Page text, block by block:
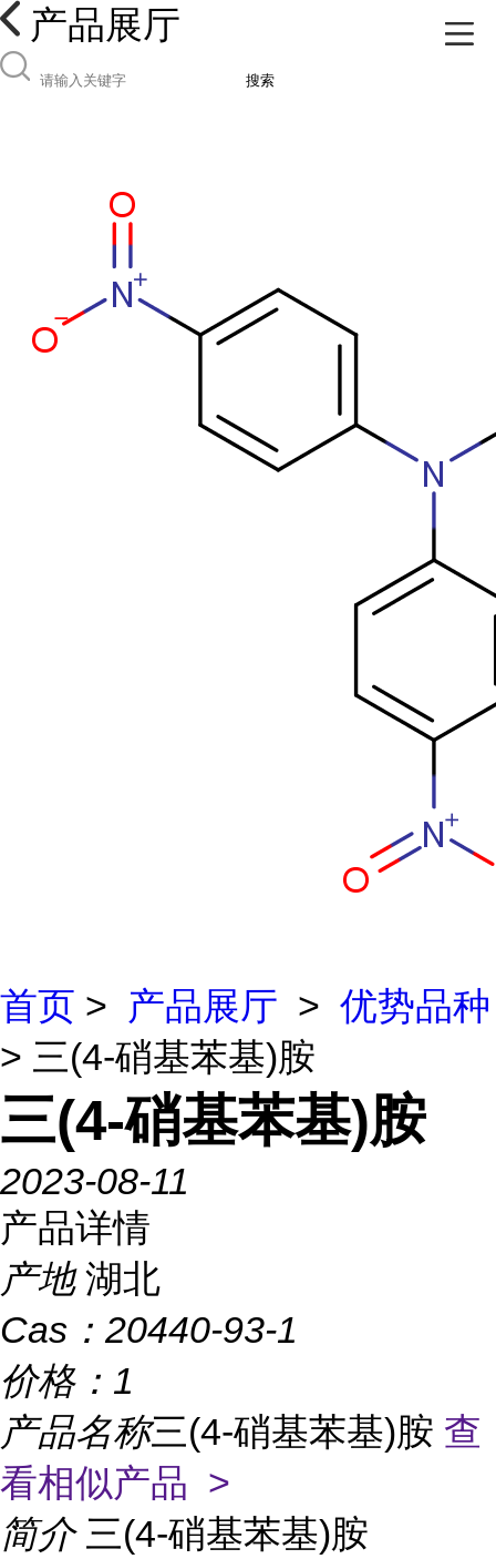
产品展厅
搜索
首页 > 产品展厅 > 优势品种
> 三(4-硝基苯基)胺
三(4-硝基苯基)胺
2023-08-11
产品详情
产地 湖北
Cas： 20440-93-1
价格： 1
产品名称三(4-硝基苯基)胺 查
看相似产品 >
简介 三(4-硝基苯基)胺